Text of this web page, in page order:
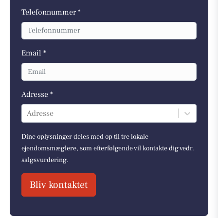
Telefonnummer *
Email *
Adresse *
Adresse
Dine oplysninger deles med op til tre lokale
ejendomsmæglere, som efterfølgende vil kontakte dig vedr.
salgsvurdering.
Bliv kontaktet